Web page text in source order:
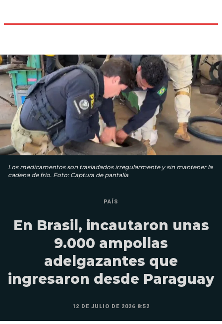
Los medicamentos son trasladados irregularmente y sin mantener la
cadena de frío. Foto: Captura de pantalla
PAÍS
En Brasil, incautaron unas
9.000 ampollas
adelgazantes que
ingresaron desde Paraguay
12 DE JULIO DE 2026 8:52